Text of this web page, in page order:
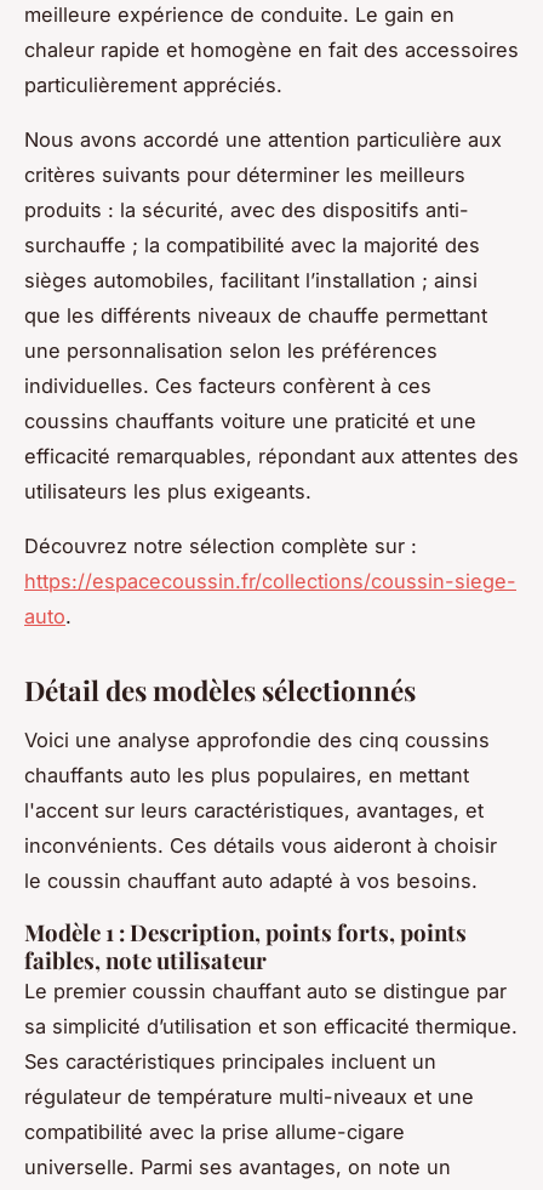
meilleure expérience de conduite. Le gain en
chaleur rapide et homogène en fait des accessoires
particulièrement appréciés.
Nous avons accordé une attention particulière aux
critères suivants pour déterminer les meilleurs
produits : la sécurité, avec des dispositifs anti-
surchauffe ; la compatibilité avec la majorité des
sièges automobiles, facilitant l’installation ; ainsi
que les différents niveaux de chauffe permettant
une personnalisation selon les préférences
individuelles. Ces facteurs confèrent à ces
coussins chauffants voiture une praticité et une
efficacité remarquables, répondant aux attentes des
utilisateurs les plus exigeants.
Découvrez notre sélection complète sur :
https://espacecoussin.fr/collections/coussin-siege-
auto.
Détail des modèles sélectionnés
Voici une analyse approfondie des cinq coussins
chauffants auto les plus populaires, en mettant
l'accent sur leurs caractéristiques, avantages, et
inconvénients. Ces détails vous aideront à choisir
le coussin chauffant auto adapté à vos besoins.
Modèle 1 : Description, points forts, points
faibles, note utilisateur
Le premier coussin chauffant auto se distingue par
sa simplicité d’utilisation et son efficacité thermique.
Ses caractéristiques principales incluent un
régulateur de température multi-niveaux et une
compatibilité avec la prise allume-cigare
universelle. Parmi ses avantages, on note un